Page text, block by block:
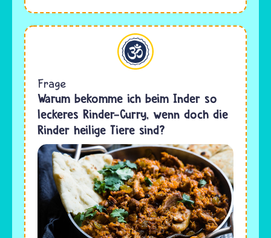
Hinduismus
Frage
Warum bekomme ich beim Inder so
leckeres Rinder-Curry, wenn doch die
Rinder heilige Tiere sind?